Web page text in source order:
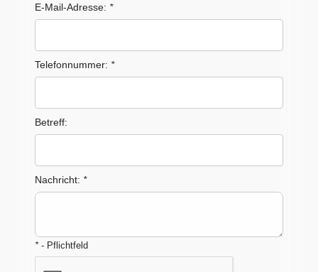
E-Mail-Adresse: *
Telefonnummer: *
Betreff:
Nachricht: *
*- Pflichtfeld